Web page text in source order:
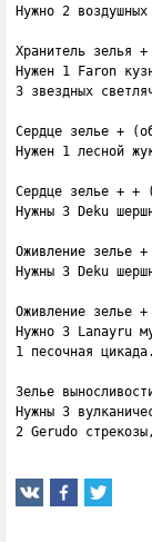
Нужно 2
Хранитель зелья
Нужен 1 Faron
3 звездных
Сердце зелье +
Нужен 1 лесной
Сердце зелье + +
Нужны 3 Deku
Оживление зелье
Нужны 3 Deku
Оживление зелье
Нужно 3 Lanayru
1 песочная цикада.
Зелье
Нужны 3
2 Gerudo